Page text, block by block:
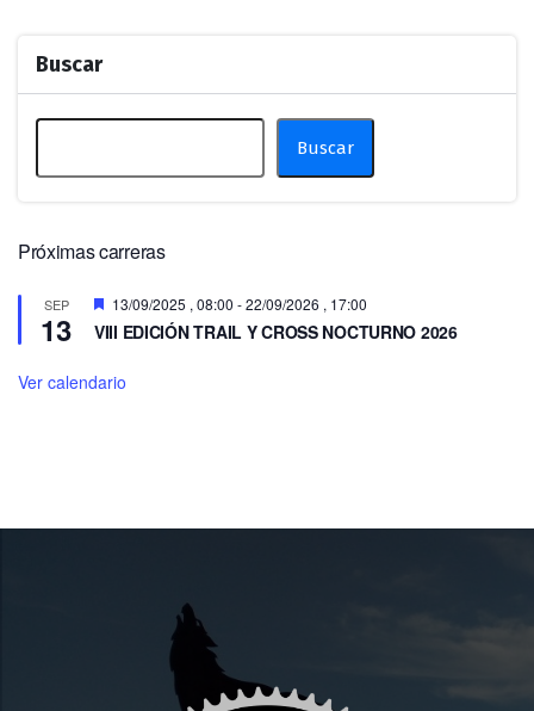
Buscar
Buscar
Próximas carreras
SEP
13
Destacado
13/09/2025 , 08:00 -22/09/2026 , 17:00
VIII EDICIÓN TRAIL Y CROSS NOCTURNO 2026
Ver calendario